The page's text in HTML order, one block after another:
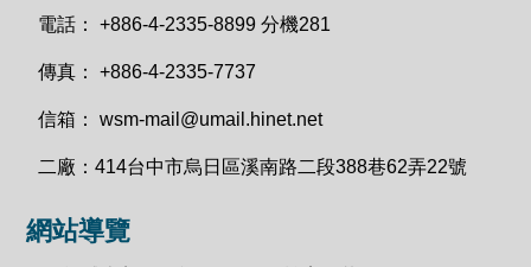
電話：+886-4-2335-8899 分機281
傳真：+886-4-2335-7737
信箱：wsm-mail@umail.hinet.net
二廠：414台中市烏日區溪南路二段388巷62弄22號
網站導覽